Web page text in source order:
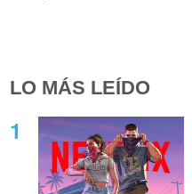
LO MÁS LEÍDO